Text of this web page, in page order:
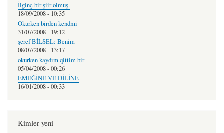
İlginç bir şiir olmuş.
18/09/2008 - 10:35
Okurken birden kendmi
31/07/2008 - 19:12
şeref BİLSEL: Benim
08/07/2008 - 13:17
okurken kaydım qittim bir
05/04/2008 - 00:26
EMEĞİNE VE DİLİNE
16/01/2008 - 00:33
Kimler yeni